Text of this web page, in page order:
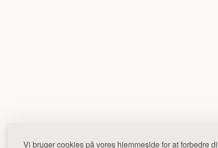
Vi bruger cookies på vores hjemmeside for at forbedre